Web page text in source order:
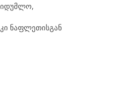
იდუმლო,
კი ნაფლეთისგან